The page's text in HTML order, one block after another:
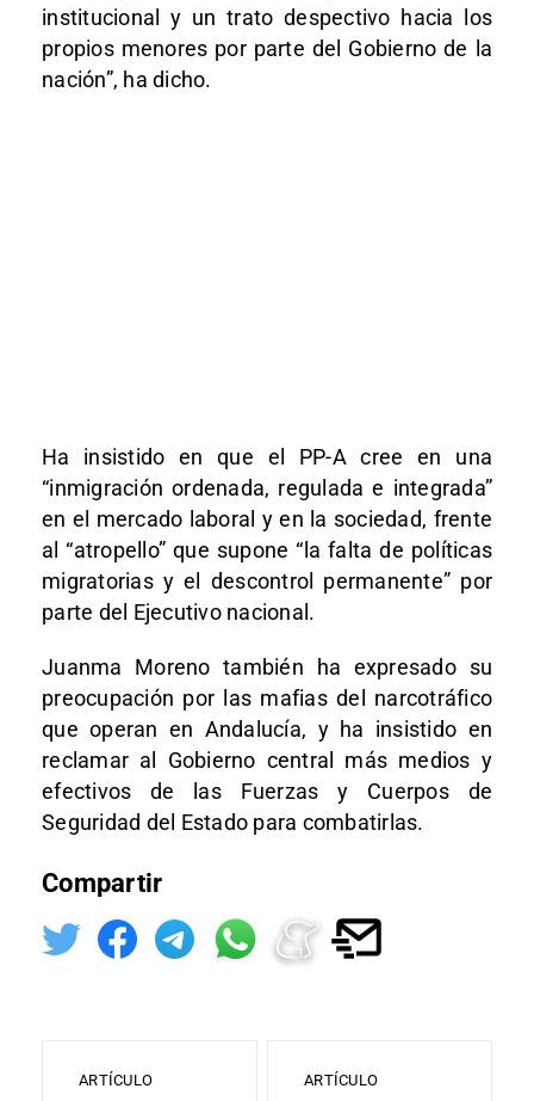
institucional y un trato despectivo hacia los
propios menores por parte del Gobierno de la
nación”, ha dicho.
Ha insistido en que el PP-A cree en una
“inmigración ordenada, regulada e integrada”
en el mercado laboral y en la sociedad, frente
al “atropello” que supone “la falta de políticas
migratorias y el descontrol permanente” por
parte del Ejecutivo nacional.
Juanma Moreno también ha expresado su
preocupación por las mafias del narcotráfico
que operan en Andalucía, y ha insistido en
reclamar al Gobierno central más medios y
efectivos de las Fuerzas y Cuerpos de
Seguridad del Estado para combatirlas.
Compartir
ARTÍCULO
ARTÍCULO